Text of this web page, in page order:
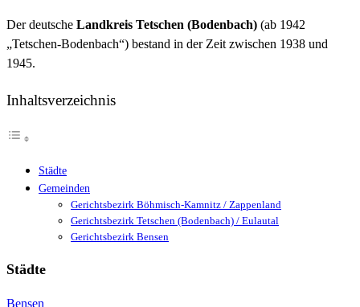
Der deutsche Landkreis Tetschen (Bodenbach) (ab 1942
„Tetschen-Bodenbach“) bestand in der Zeit zwischen 1938 und
1945.
Inhaltsverzeichnis
Städte
Gemeinden
Gerichtsbezirk Böhmisch-Kamnitz / Zappenland
Gerichtsbezirk Tetschen (Bodenbach) / Eulautal
Gerichtsbezirk Bensen
Städte
Bensen